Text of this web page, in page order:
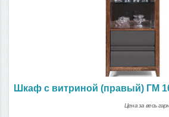
Шкаф с витриной (правый) ГМ
Цена за весь